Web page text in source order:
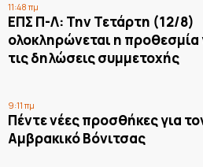
11:48 πμ
ΕΠΣ Π-Λ: Την Τετάρτη (12/8)
ολοκληρώνεται η προθεσμία
τις δηλώσεις συμμετοχής
9:11 πμ
Πέντε νέες προσθήκες για
Αμβρακικό Βόνιτσας